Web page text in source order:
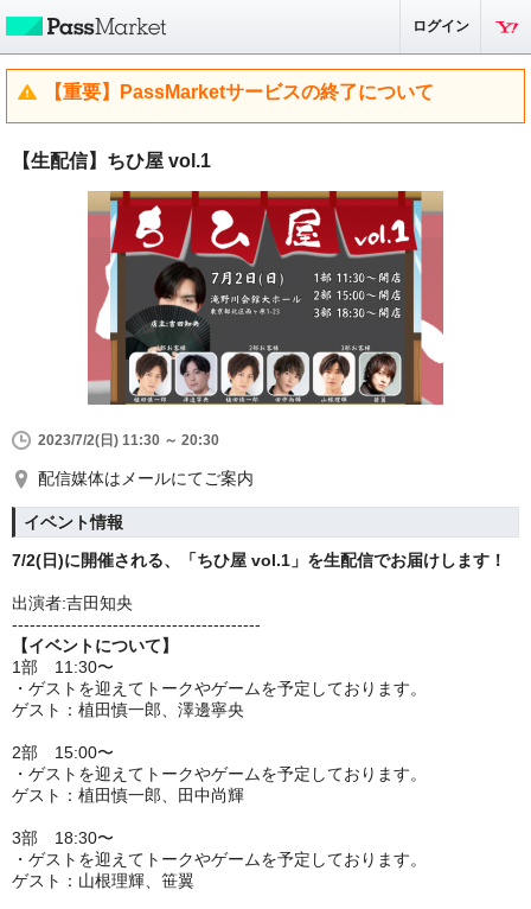
ログイン
【重要】PassMarketサービスの終了について
【生配信】ちひ屋 vol.1
2023/7/2(日) 11:30 ～ 20:30
配信媒体はメールにてご案内
イベント情報
7/2(日)に開催される、「ちひ屋 vol.1」 を生配信でお届けします！
出演者:吉田知央
------------------------------------------
【イベントについて】
1部 11:30〜
・ゲストを迎えてトークやゲームを予定しております。
ゲスト：植田慎一郎、澤邊寧央
2部 15:00〜
・ゲストを迎えてトークやゲームを予定しております。
ゲスト：植田慎一郎、田中尚輝
3部 18:30〜
・ゲストを迎えてトークやゲームを予定しております。
ゲスト：山根理輝、笹翼